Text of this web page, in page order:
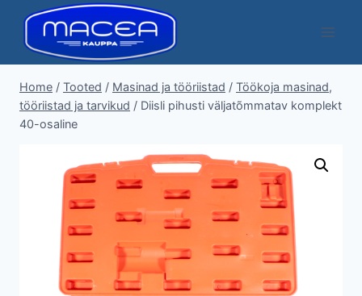
content
Home / Tooted / Masinad ja tööriistad / Töökoja masinad,
tööriistad ja tarvikud / Diisli pihusti väljatõmmatav komplekt
40-osaline